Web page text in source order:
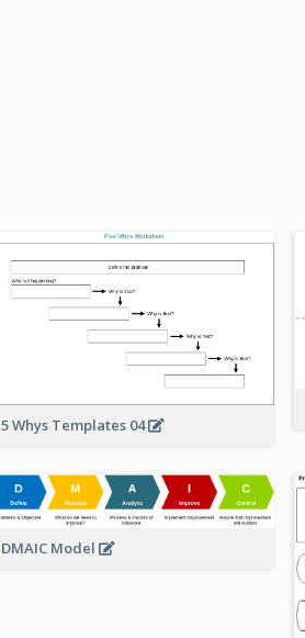
5 Whys Templates 04
DMAIC Model